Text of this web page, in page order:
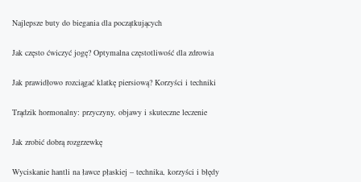
Najlepsze buty do biegania dla początkujących
Jak często ćwiczyć jogę? Optymalna częstotliwość dla zdrowia
Jak prawidłowo rozciągać klatkę piersiową? Korzyści i techniki
Trądzik hormonalny: przyczyny, objawy i skuteczne leczenie
Jak zrobić dobrą rozgrzewkę
Wyciskanie hantli na ławce płaskiej – technika, korzyści i błędy